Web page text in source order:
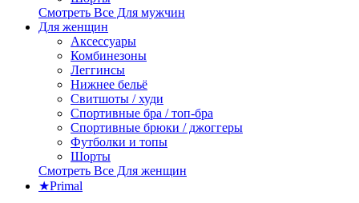
Смотреть Все Для мужчин
Для женщин
Аксессуары
Комбинезоны
Леггинсы
Нижнее бельё
Свитшоты / худи
Спортивные бра / топ-бра
Спортивные брюки / джоггеры
Футболки и топы
Шорты
Смотреть Все Для женщин
★Primal